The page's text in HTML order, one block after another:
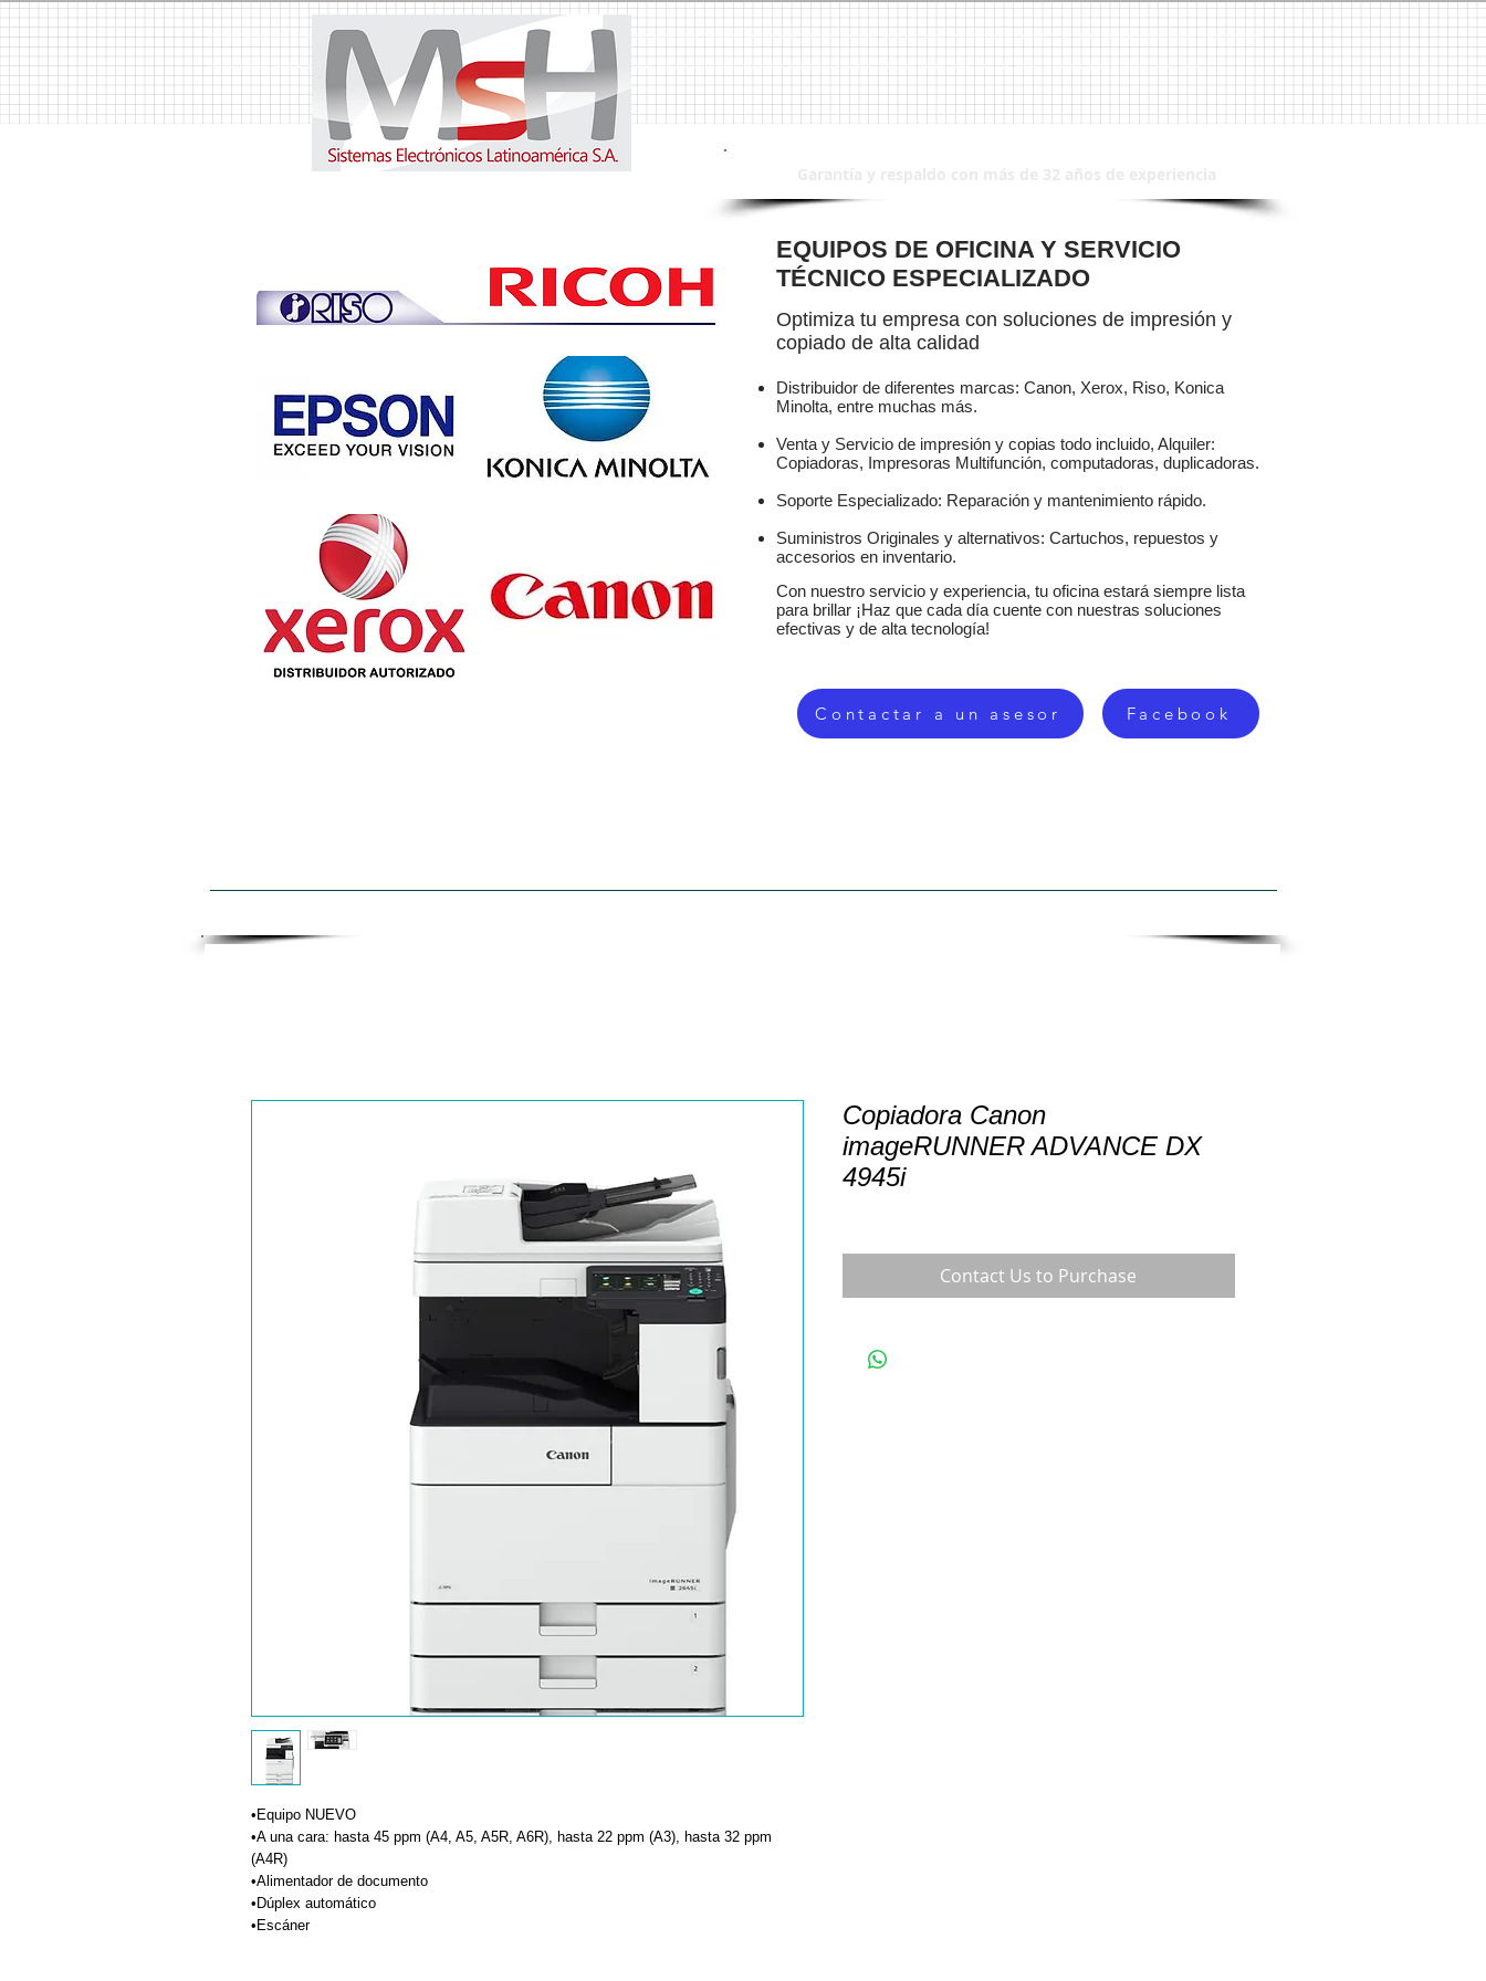
MSH Sistemas Electrónicos Latinoamerica S.A. Copiadoras, Copiadora, Fotocopiadoras, Fotocopiadora, Duplicadoras, Duplicadora, Impresoras, Impresora, Servicio Tecnico, Reparaciones, Reparacion,Canon, Ricoh, Lanier, Riso, Epson, Toshiba, Mita, Kyocera, Xerox, Sharp, Brother, Panasonic, HP, 3M, Venta de Copiadoras, Venta de Copiadora, Venta de Duplicadoras,
Venta de Duplicadora, Alquiler de Copiadoras, Alquiler de Copiadora, Suministros, Suministro, Tintas, Tinta, Toner, Toners, Faxes, Fax, Escaner´s, Escaner, MSH, msh, MSH Sistemas, Multifuncionales, Multifuncional, Computadoras, Computadora, Monitores, Monitor, CPU´s, CPU, Sistemas de Seguridad, Sistema de Seguridad, Alarmas, Alarma, CCTV
EQUIPOS DE OFICINA Y SERVICIO
TÉCNICO ESPECIALIZADO
Optimiza tu empresa con soluciones de impresión y
copiado de alta calidad
Distribuidor de diferentes marcas: Canon, Xerox, Riso, Konica
Minolta, entre muchas más.
Venta y Servicio de impresión y copias todo incluido, Alquiler:
Copiadoras, Impresoras Multifunción, computadoras, duplicadoras.
Soporte Especializado: Reparación y mantenimiento rápido.
Suministros Originales y alternativos: Cartuchos, repuestos y
accesorios en inventario.
Con nuestro servicio y experiencia, tu oficina estará siempre lista
para brillar ¡Haz que cada día cuente con nuestras soluciones
efectivas y de alta tecnología!
Contactar a un asesor Facebook
•Equipo NUEVO
•A una cara: hasta 45 ppm (A4, A5, A5R, A6R), hasta 22 ppm (A3), hasta 32 ppm
(A4R)
•Alimentador de documento
•Dúplex automático
•Escáner
Copiadora Canon
imageRUNNER ADVANCE DX
4945i
Contact Us to Purchase